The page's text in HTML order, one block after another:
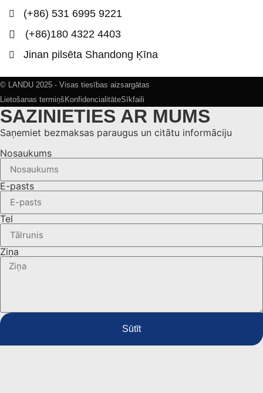
(+86) 531 6995 9221
(+86)180 4322 4403
Jinan pilsēta Shandong Ķīna
© LANDU 2025 - Visas tiesības aizsargātas
Lietošanas termiņš KonfidencialitāteSīkfaili
SAZINIETIES AR MUMS
Saņemiet bezmaksas paraugus un citātu informāciju
Nosaukums
E-pasts
Tel
Ziņa
Sūtīt